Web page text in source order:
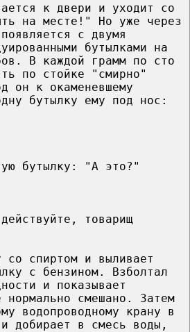
к двери и уходит со
на месте!" Но уже через
с двумя
бутылками на
В каждой грамм по сто
по стойке "смирно"
он к окаменевшему
бутылку ему под нос:
бутылку: "А это?"
товарищ
со спиртом и выливает
с бензином. Взболтал
и показывает
нормально смешано. Затем
водопроводному крану в
добирает в смесь воды,